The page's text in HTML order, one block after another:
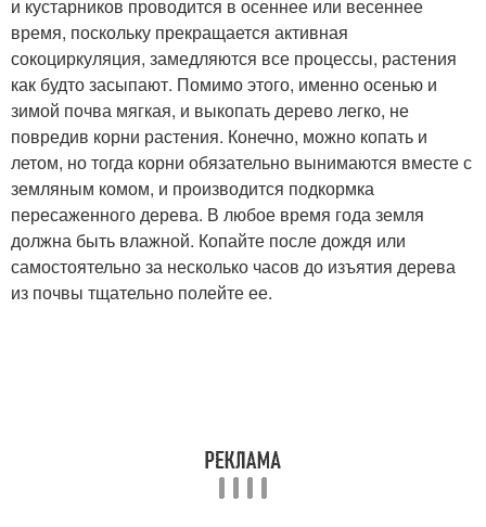
и кустарников проводится в осеннее или весеннее
время, поскольку прекращается активная
сокоциркуляция, замедляются все процессы, растения
как будто засыпают. Помимо этого, именно осенью и
зимой почва мягкая, и выкопать дерево легко, не
повредив корни растения. Конечно, можно копать и
летом, но тогда корни обязательно вынимаются вместе с
земляным комом, и производится подкормка
пересаженного дерева. В любое время года земля
должна быть влажной. Копайте после дождя или
самостоятельно за несколько часов до изъятия дерева
из почвы тщательно полейте ее.